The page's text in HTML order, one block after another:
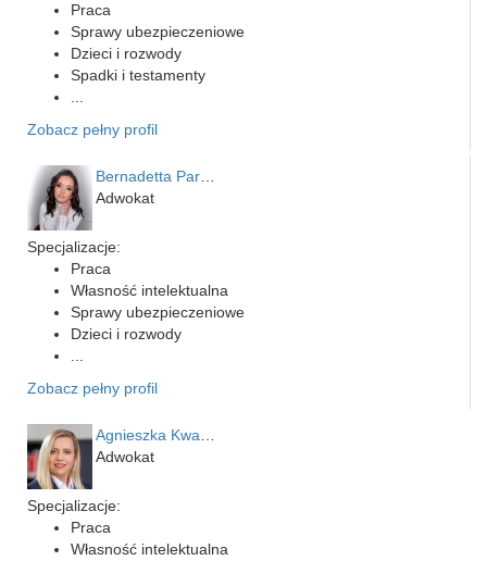
Praca
Sprawy ubezpieczeniowe
Dzieci i rozwody
Spadki i testamenty
Zobacz pełny profil
Adwokat
Specjalizacje:
Praca
Własność intelektualna
Sprawy ubezpieczeniowe
Dzieci i rozwody
Zobacz pełny profil
Adwokat
Specjalizacje:
Praca
Własność intelektualna